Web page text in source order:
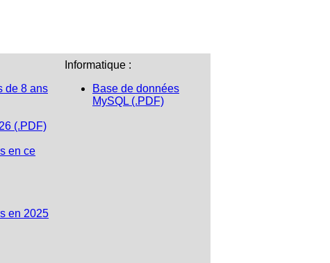
de 8 ans
(.PDF)
en ce
en 2025
Informatique :
Base de données
MySQL (.PDF)